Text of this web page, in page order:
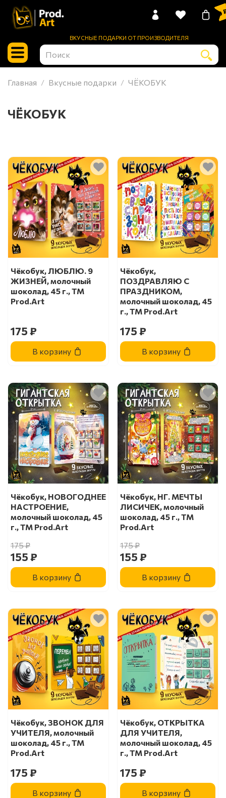
ВКУСНЫЕ ПОДАРКИ ОТ ПРОИЗВОДИТЕЛЯ
0
Главная Вкусные подарки ЧЁКОБУК
ЧЁКОБУК
Чёкобук, ЛЮБЛЮ. 9
ЖИЗНЕЙ, молочный
шоколад, 45 г., TM
Prod.Art
175 ₽
В корзину
Чёкобук,
ПОЗДРАВЛЯЮ С
ПРАЗДНИКОМ,
молочный шоколад, 45
г., TM Prod.Art
175 ₽
В корзину
Чёкобук, НОВОГОДНЕЕ
НАСТРОЕНИЕ,
молочный шоколад, 45
г., TM Prod.Art
175 ₽
155 ₽
В корзину
Чёкобук, НГ. МЕЧТЫ
ЛИСИЧЕК, молочный
шоколад, 45 г., TM
Prod.Art
175 ₽
155 ₽
В корзину
Чёкобук, ЗВОНОК ДЛЯ
УЧИТЕЛЯ, молочный
шоколад, 45 г., TM
Prod.Art
175 ₽
В корзину
Чёкобук, ОТКРЫТКА
ДЛЯ УЧИТЕЛЯ,
молочный шоколад, 45
г., TM Prod.Art
175 ₽
В корзину